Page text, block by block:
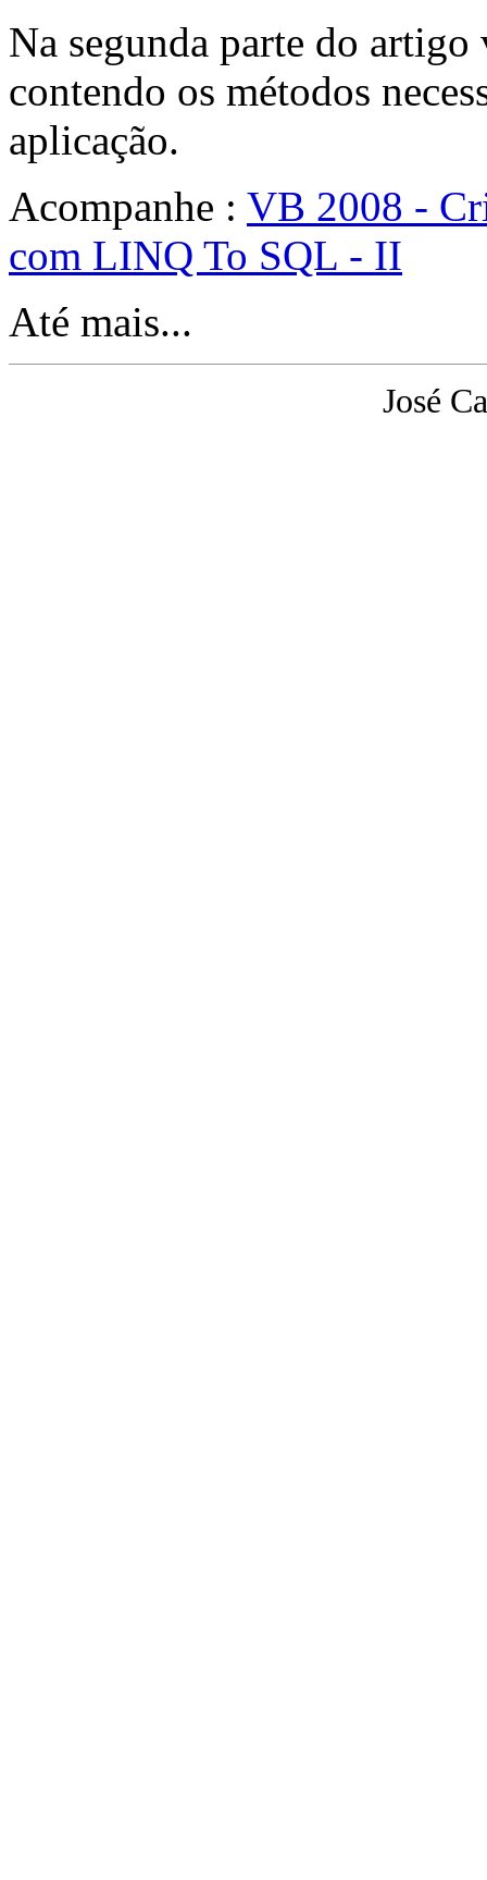
Na segunda parte do
contendo os métodos
aplicação.
Acompanhe : VB 2008 -
com LINQ To SQL - II
Até mais...
José